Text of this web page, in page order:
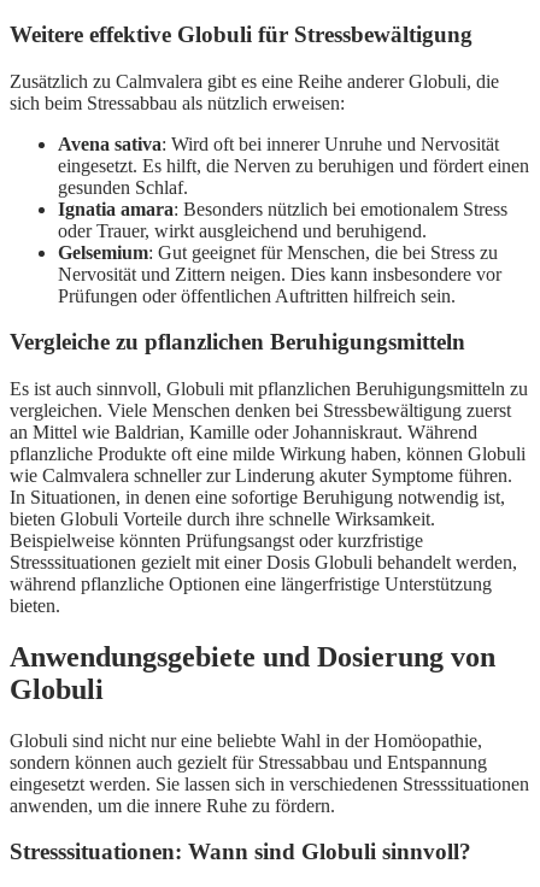
Weitere effektive Globuli für Stressbewältigung
Zusätzlich zu Calmvalera gibt es eine Reihe anderer Globuli, die
sich beim Stressabbau als nützlich erweisen:
Avena sativa: Wird oft bei innerer Unruhe und Nervosität
eingesetzt. Es hilft, die Nerven zu beruhigen und fördert einen
gesunden Schlaf.
Ignatia amara: Besonders nützlich bei emotionalem Stress
oder Trauer, wirkt ausgleichend und beruhigend.
Gelsemium: Gut geeignet für Menschen, die bei Stress zu
Nervosität und Zittern neigen. Dies kann insbesondere vor
Prüfungen oder öffentlichen Auftritten hilfreich sein.
Vergleiche zu pflanzlichen Beruhigungsmitteln
Es ist auch sinnvoll, Globuli mit pflanzlichen Beruhigungsmitteln zu
vergleichen. Viele Menschen denken bei Stressbewältigung zuerst
an Mittel wie Baldrian, Kamille oder Johanniskraut. Während
pflanzliche Produkte oft eine milde Wirkung haben, können Globuli
wie Calmvalera schneller zur Linderung akuter Symptome führen.
In Situationen, in denen eine sofortige Beruhigung notwendig ist,
bieten Globuli Vorteile durch ihre schnelle Wirksamkeit.
Beispielweise könnten Prüfungsangst oder kurzfristige
Stresssituationen gezielt mit einer Dosis Globuli behandelt werden,
während pflanzliche Optionen eine längerfristige Unterstützung
bieten.
Anwendungsgebiete und Dosierung von
Globuli
Globuli sind nicht nur eine beliebte Wahl in der Homöopathie,
sondern können auch gezielt für Stressabbau und Entspannung
eingesetzt werden. Sie lassen sich in verschiedenen Stresssituationen
anwenden, um die innere Ruhe zu fördern.
Stresssituationen: Wann sind Globuli sinnvoll?